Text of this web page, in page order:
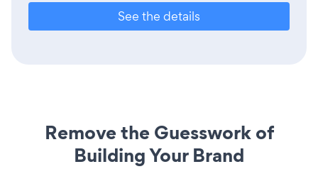
See the details
Remove the Guesswork of
Building Your Brand